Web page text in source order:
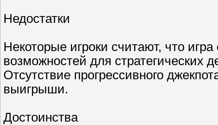
Недостатки
Некоторые игроки считают, что
возможностей для стратегических
Отсутствие прогрессивного
выигрыши.
Достоинства